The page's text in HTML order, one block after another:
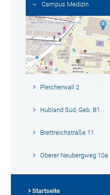
Campus Medizin
Pleicherwall 2
Hubland Süd, Geb. B1
Brettreichstraße 11
Oberer Neubergweg 10a
Startseite